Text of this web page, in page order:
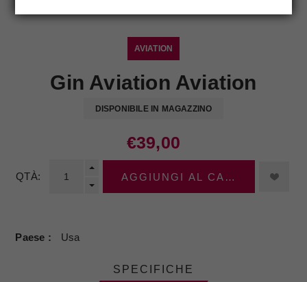
AVIATION
Gin Aviation Aviation
DISPONIBILE IN MAGAZZINO
€39,00
QTÀ: AGGIUNGI AL CARRELLO
Paese Usa
SPECIFICHE